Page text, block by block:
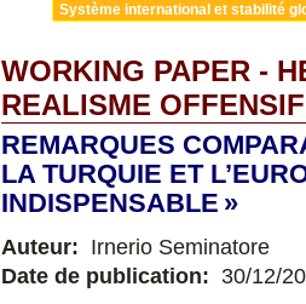
Système international et stabilité
WORKING PAPER -
REALISME
REMARQUES
LA TURQUIE ET
INDISPENSABLE »
Auteur: Irnerio Seminatore
Date de publication: 30/12/